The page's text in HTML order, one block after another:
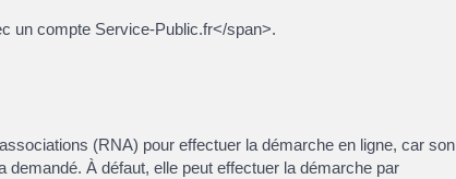
un compte Service-Public.fr</span>.
(RNA) pour effectuer la démarche en ligne, car son
À défaut, elle peut effectuer la démarche par